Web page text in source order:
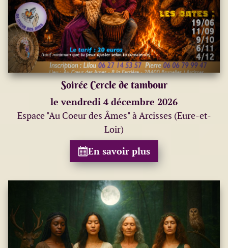
Soirée Cercle de tambour
le vendredi 4 décembre 2026
Espace "Au Coeur des Âmes" à Arcisses (Eure-et-
Loir)
En savoir plus